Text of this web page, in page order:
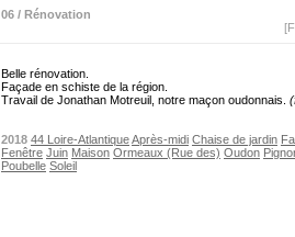
06 / Rénovation
Belle rénovation.
Façade en schiste de la région.
Travail de Jonathan Motreuil, notre maçon oudonnais.
2018 44 Loire-AtlantiqueAprès-midi Chaise de jardin
Fenêtre Juin Maison Ormeaux (Rue des) Oudon
Poubelle Soleil